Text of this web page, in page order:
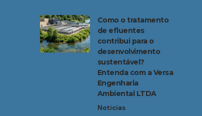
Como o tratamento
de efluentes
contribui para o
desenvolvimento
sustentável?
Entenda com a Versa
Engenharia
Ambiental LTDA
Noticias